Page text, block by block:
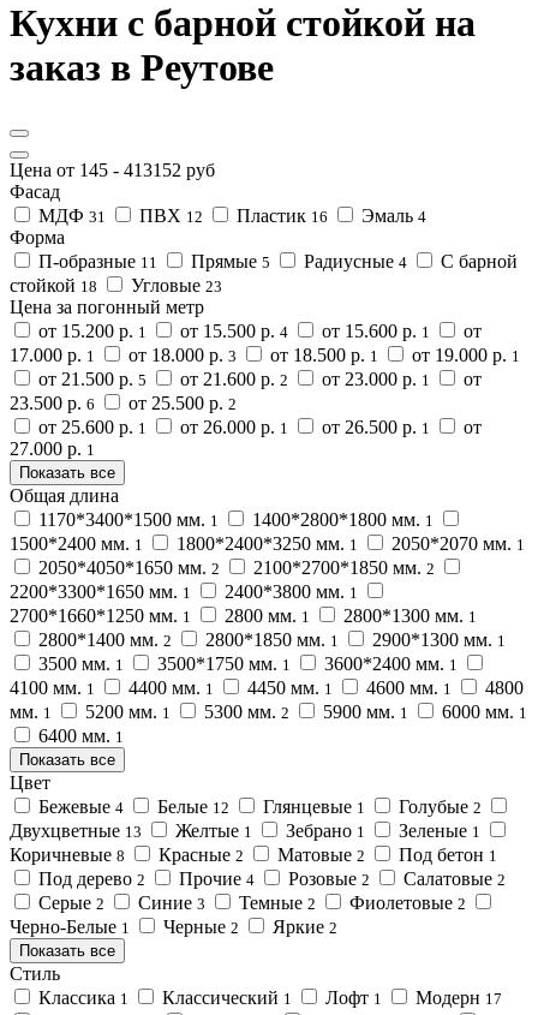
Кухни с барной стойкой на
заказ в Реутове
Цена от 145 - 413152 руб
Фасад
МДФ 31 ПВХ 12 Пластик 16 Эмаль 4
Форма
П-образные 11 Прямые 5 Радиусные 4
С барной
стойкой 18 Угловые 23
Цена за погонный метр
от 15.200 р. 1 от 15.500 р. 4 от 15.600 р. 1
от
17.000 р. 1 от 18.000 р. 3 от 18.500 р. 1 от 19.000 р. 1
от 21.500 р. 5 от 21.600 р. 2 от 23.000 р. 1
от
23.500 р. 6 от 25.500 р. 2
от 25.600 р. 1 от 26.000 р. 1 от 26.500 р. 1
от
27.000 р. 1
Показать все
Общая длина
1170*3400*1500 мм. 1 1400*2800*1800 мм. 1
1500*2400 мм. 1 1800*2400*3250 мм. 1 2050*2070 мм. 1
2050*4050*1650 мм. 2 2100*2700*1850 мм. 2
2200*3300*1650 мм. 1 2400*3800 мм. 1
2700*1660*1250 мм. 1 2800 мм. 1 2800*1300 мм. 1
2800*1400 мм. 2 2800*1850 мм. 1 2900*1300 мм. 1
3500 мм. 1 3500*1750 мм. 1 3600*2400 мм. 1
4100 мм. 1 4400 мм. 1 4450 мм. 1 4600 мм. 1
4800
мм. 1 5200 мм. 1 5300 мм. 2 5900 мм. 1 6000 мм. 1
6400 мм. 1
Показать все
Цвет
Бежевые 4 Белые 12 Глянцевые 1 Голубые 2
Двухцветные 13 Желтые 1 Зебрано 1 Зеленые 1
Коричневые 8 Красные 2 Матовые 2 Под бетон 1
Под дерево 2 Прочие 4 Розовые 2 Салатовые 2
Серые 2 Синие 3 Темные 2 Фиолетовые 2
Черно-Белые 1 Черные 2 Яркие 2
Показать все
Стиль
Классика 1 Классический 1 Лофт 1 Модерн 17